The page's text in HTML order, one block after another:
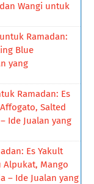
Wangi untuk
Ramadan:
Blue
yang
Ramadan: Es
Salted
Ide Jualan yang
Es Yakult
Alpukat, Mango
– Ide Jualan yang